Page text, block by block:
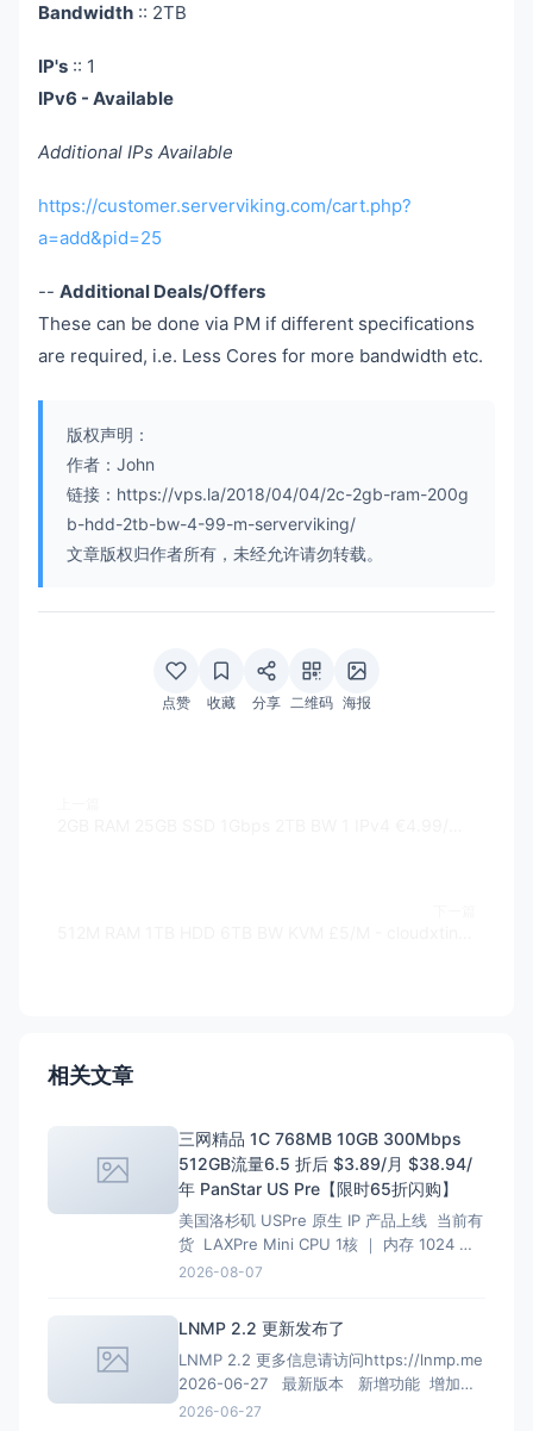
Bandwidth :: 2TB
IP's :: 1
IPv6 - Available
Additional IPs Available
https://customer.serverviking.com/cart.php?
a=add&pid=25
-- Additional Deals/Offers
These can be done via PM if different specifications
are required, i.e. Less Cores for more bandwidth etc.
版权声明：
作者：John
链接：https://vps.la/2018/04/04/2c-2gb-ram-200g
b-hdd-2tb-bw-4-99-m-serverviking/
文章版权归作者所有，未经允许请勿转载。
点赞 收藏 分享 二维码 海报
相关文章
三网精品 1C 768MB 10GB 300Mbps
512GB流量6.5 折后 $3.89/月 $38.94/
年 PanStar US Pre【限时65折闪购】
美国洛杉矶 USPre 原生 IP 产品上线 当前有
货 LAXPre Mini CPU 1核 ｜ 内存 1024 M
硬盘 10 GB ｜ 带宽 500M 1024G/月 ｜ 超
2026-08-07
LNMP 2.2 更新发布了
LNMP 2.2 更多信息请访问https://lnmp.me
2026-06-27 最新版本 新增功能 增加
PHP 8.4、PHP 8.5安装、多PHP安装、升级
2026-06-27